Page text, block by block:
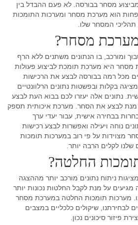
מסחר בבורסה. לא פעם ההבדל בין
הוא מערכת מסחר ומערכות התומכות
המסחר שלו.
מערכת מסחר?
ומורכב, בו הנתונים משתנים ללא הרף
מסחר היא מערכת תומכת לביצוע פעולות
מכל רמה בבורסה לבצע את הרכישות
בקלות ובפשטות נתונים הרלוונטיים
נתונים אלה יעזרו לכם בבוא העת לבצע
לבצע את הסחר. מערכת איכותית תספק
בבחירה אישית, עבור יעדי ערך
נוחה ויעילה ואפשרות לבצע רכישות
מצוידות על פי רוב במערכות תומכות
לקלים הרבה יותר.
החלטה?
ניתוח נתונים מורכב יותר מההצגה
על מנת לקבל החלטות נכונות יותר
מערכות תומכות החלטה במערכת מסחר
לבחירתנו, שיקולים כלכליים במצבים
פיזור סיכונים נכון.